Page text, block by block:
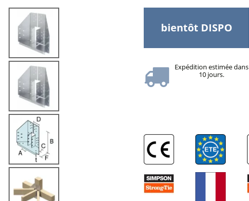
bientôt DISPO
Expédition estimée dans
10 jours.